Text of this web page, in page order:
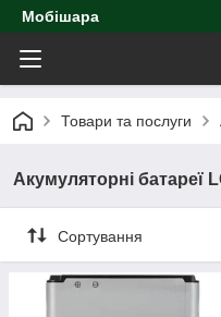
Мобішара
Товари та послуги
Акумуляторні батареї
Сортування